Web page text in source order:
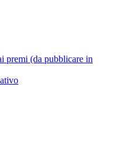
premi (da pubblicare in